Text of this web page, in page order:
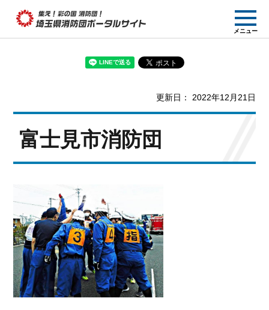
集え! 彩の国消防団!
埼玉県消防団ポー
タルサイト
メニュー
更新日： 2022年12月21日
富士見市消防団